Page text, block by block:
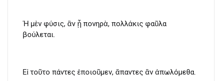
Ἡ μὲν φύσις, ἂν ᾖ πονηρὰ, πολλάκις φαῦλα
βούλεται.
Εἰ τοῦτο πάντες ἐποιοῦμεν, ἅπαντες ἂν ἀπωλόμεθα.